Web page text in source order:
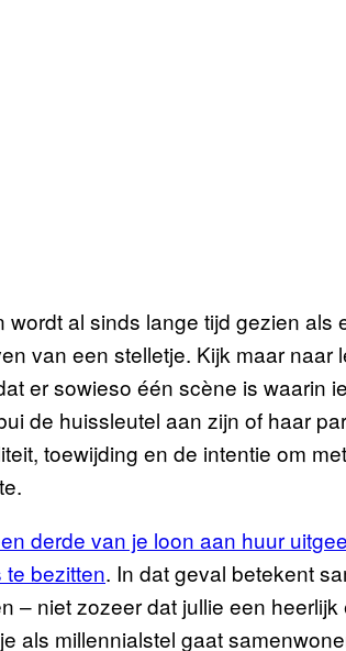
al sinds lange tijd gezien als
van een stelletje. Kijk maar naar
er sowieso één scène is waarin
de huissleutel aan zijn of haar
toewijding en de intentie om
derde van je loon aan huur
bezitten. In dat geval betekent
– niet zozeer dat jullie een
als millennialstel gaat